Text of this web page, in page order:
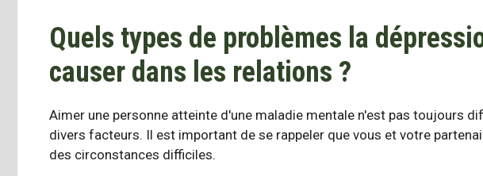
Quels types de problèmes la
causer dans les relations ?
Aimer une personne atteinte d'une maladie mentale n'est pas toujours
divers facteurs. Il est important de se rappeler que vous et votre
des circonstances difficiles.